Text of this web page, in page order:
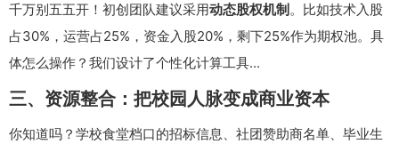
千万别五五开！初创团队建议采用动态股权机制。比如技术入股
占30%，运营占25%，资金入股20%，剩下25%作为期权池。具
体怎么操作？我们设计了个性化计算工具...
三、资源整合：把校园人脉变成商业资本
你知道吗？学校食堂档口的招标信息、社团赞助商名单、毕业生